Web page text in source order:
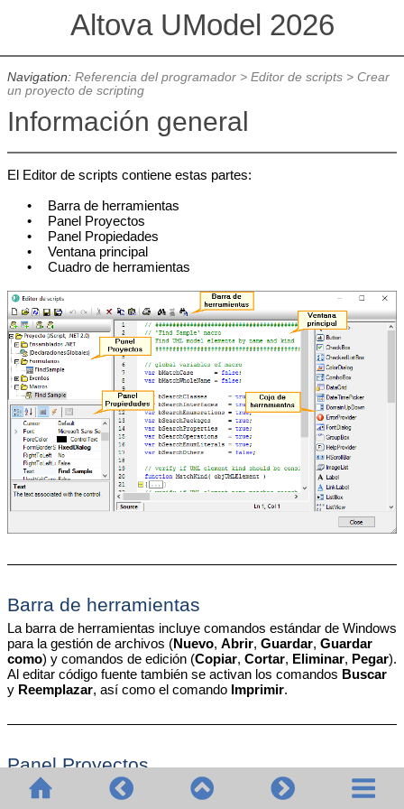
Altova UModel 2026
Navigation: Referencia del programador> Editor de scripts> Crear
un proyecto de scripting
Información general
El Editor de scripts contiene estas partes:
•
Barra de herramientas
•
Panel Proyectos
•
Panel Propiedades
•
Ventana principal
•
Cuadro de herramientas
Barra de herramientas
La barra de herramientas incluye comandos estándar de Windows
para la gestión de archivos (Nuevo, Abrir, Guardar, Guardar
como) y comandos de edición (Copiar, Cortar, Eliminar, Pegar).
Al editar código fuente también se activan los comandos Buscar
y Reemplazar, así como el comando Imprimir.
Panel Proyectos
En el panel Proyectos puede ver y gestionar la estructura del
proyecto. Un proyecto de scripting consiste en varios